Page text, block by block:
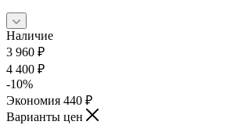
Наличие
3 960 ₽
4 400 ₽
-10%
Экономия 440 ₽
Варианты цен